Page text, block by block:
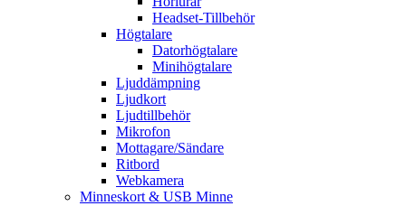
Headset-Tillbehör
Högtalare
Datorhögtalare
Minihögtalare
Ljuddämpning
Ljudkort
Ljudtillbehör
Mikrofon
Mottagare/Sändare
Ritbord
Webkamera
Minneskort & USB Minne